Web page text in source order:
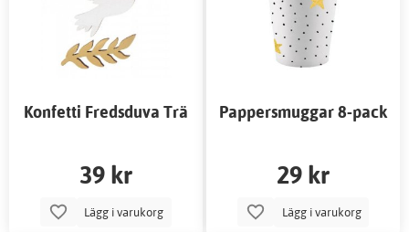
Konfetti Fredsduva Trä
39 kr
Lägg i varukorg
Pappersmuggar 8-pack
29 kr
Lägg i varukorg